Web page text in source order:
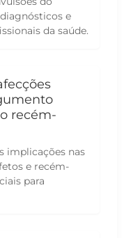
e
da saúde.
recém-
implicações nas
e recém-
para